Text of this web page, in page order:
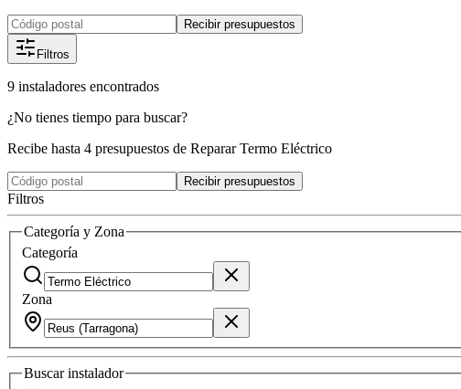
Recibir presupuestos
Filtros
9 instaladores encontrados
¿No tienes tiempo para buscar?
Recibe hasta 4 presupuestos de Reparar Termo Eléctrico
Recibir presupuestos
Filtros
Categoría y Zona
Categoría
Zona
Buscarinstalador